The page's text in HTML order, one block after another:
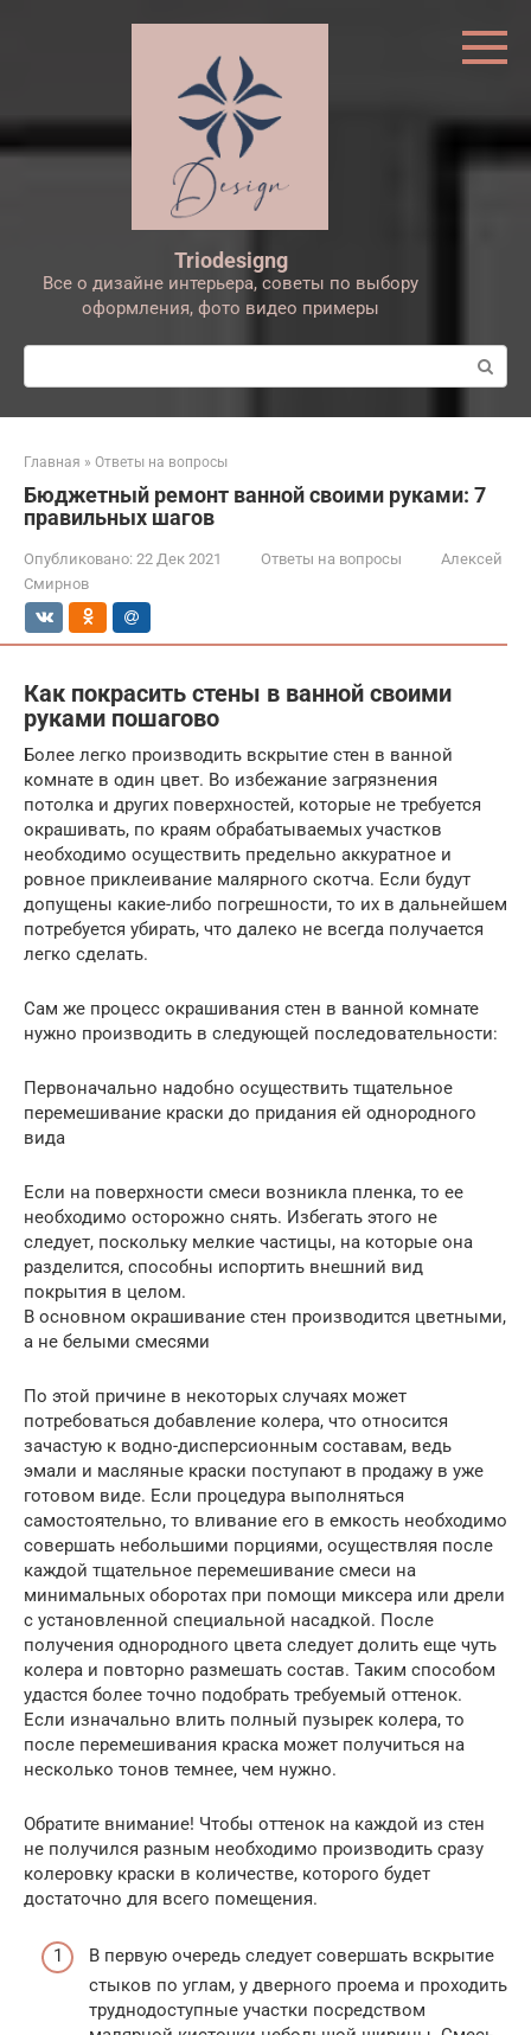
Triodesigng
Все о дизайне интерьера, советы по выбору
оформления, фото видео примеры
Поиск:
Главная » Ответы на вопросы
Бюджетный ремонт ванной своими руками: 7
правильных шагов
Опубликовано: 22 Дек 2021 Ответы на вопросы
Алексей
Смирнов
Как покрасить стены в ванной своими
руками пошагово
Более легко производить вскрытие стен в ванной
комнате в один цвет. Во избежание загрязнения
потолка и других поверхностей, которые не требуется
окрашивать, по краям обрабатываемых участков
необходимо осуществить предельно аккуратное и
ровное приклеивание малярного скотча. Если будут
допущены какие-либо погрешности, то их в дальнейшем
потребуется убирать, что далеко не всегда получается
легко сделать.
Сам же процесс окрашивания стен в ванной комнате
нужно производить в следующей последовательности:
Первоначально надобно осуществить тщательное
перемешивание краски до придания ей однородного
вида
Если на поверхности смеси возникла пленка, то ее
необходимо осторожно снять. Избегать этого не
следует, поскольку мелкие частицы, на которые она
разделится, способны испортить внешний вид
покрытия в целом.
В основном окрашивание стен производится цветными,
а не белыми смесями
По этой причине в некоторых случаях может
потребоваться добавление колера, что относится
зачастую к водно-дисперсионным составам, ведь
эмали и масляные краски поступают в продажу в уже
готовом виде. Если процедура выполняться
самостоятельно, то вливание его в емкость необходимо
совершать небольшими порциями, осуществляя после
каждой тщательное перемешивание смеси на
минимальных оборотах при помощи миксера или дрели
с установленной специальной насадкой. После
получения однородного цвета следует долить еще чуть
колера и повторно размешать состав. Таким способом
удастся более точно подобрать требуемый оттенок.
Если изначально влить полный пузырек колера, то
после перемешивания краска может получиться на
несколько тонов темнее, чем нужно.
Обратите внимание! Чтобы оттенок на каждой из стен
не получился разным необходимо производить сразу
колеровку краски в количестве, которого будет
достаточно для всего помещения.
В первую очередь следует совершать вскрытие
стыков по углам, у дверного проема и проходить
труднодоступные участки посредством